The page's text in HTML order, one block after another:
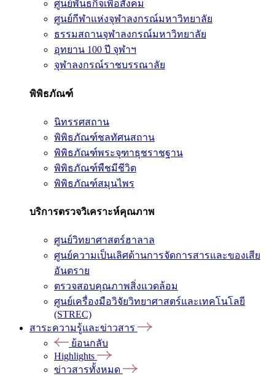
ศูนย์พันธกิจเพื่อสังคม
ศูนย์กีฬาแห่งจุฬาลงกรณ์มหาวิทยาลัย
ธรรมสถานจุฬาลงกรณ์มหาวิทยาลัย
อุทยาน 100 ปี จุฬาฯ
จุฬาลงกรณ์ราชบรรณาลัย
พิพิธภัณฑ์
นิทรรศสถาน
พิพิธภัณฑ์ชลทัศนสถาน
พิพิธภัณฑ์พระจุฑาธุชราชฐาน
พิพิธภัณฑ์พืชมีชีวิต
พิพิธภัณฑ์สมุนไพร
บริการตรวจวิเคราะห์คุณภาพ
ศูนย์วิทยาศาสตร์ฮาลาล
ศูนย์ความเป็นเลิศด้านการจัดการสารและของเสีย
อันตราย
ตรวจสอบคุณภาพสิ่งแวดล้อม
ศูนย์เครื่องมือวิจัยวิทยาศาสตร์และเทคโนโลยี
(STREC)
สาระความรู้และข่าวสาร
ย้อนกลับ
Highlights
ข่าวสารทั้งหมด